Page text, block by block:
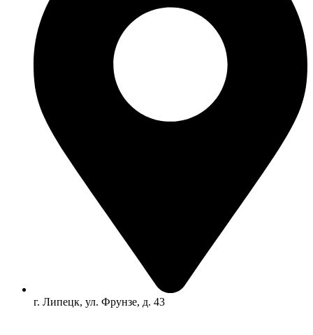
г. Липецк, ул. Фрунзе, д. 43